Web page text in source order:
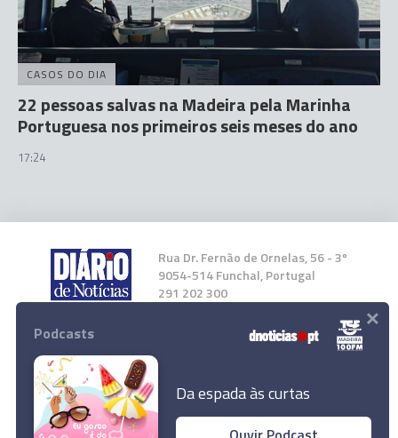
Perdeu-se "um dos maiores" da história da
CASOS DO DIA
22 pessoas salvas na Madeira pela Marinha
Portuguesa nos primeiros seis meses do ano
17:24
Rua Dr. Fernão de Ornelas, 56 - 3º
9054-514 Funchal, Portugal
291 202 300
Instale a nossa App
Podcasts
Da espada às curtas
×